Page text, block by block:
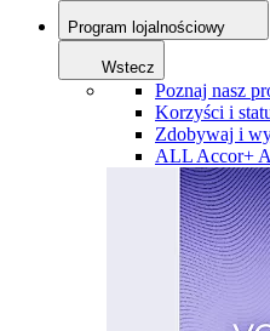
Program lojalnościowy
Wstecz
Poznaj nasz
Korzyści i
Zdobywaj i
ALL Accor+